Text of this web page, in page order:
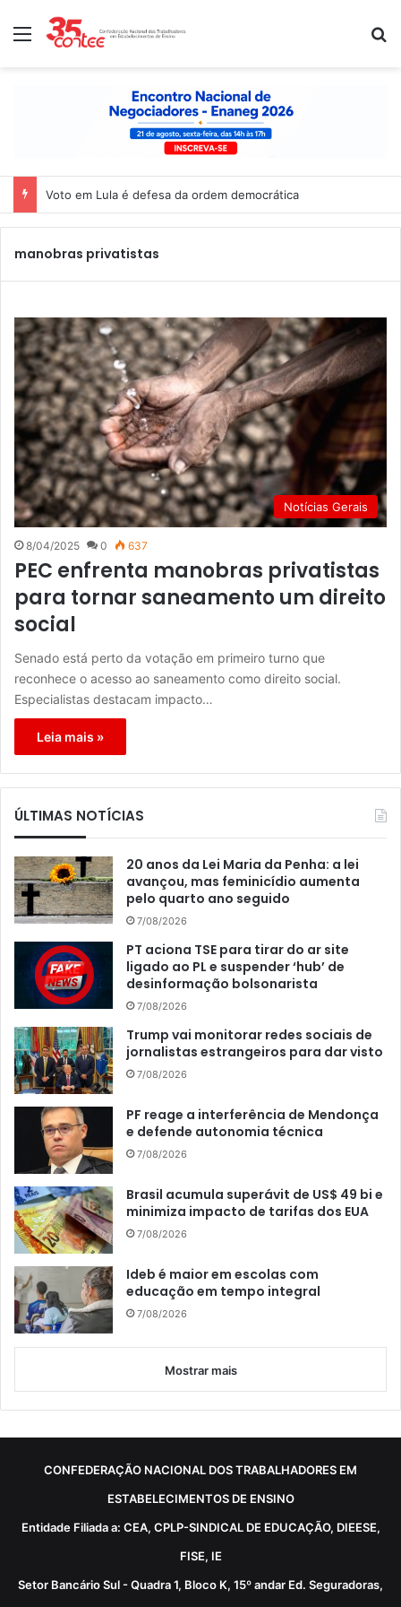
Menu
Voto em Lula é defesa da ordem democrática
manobras privatistas
Notícias Gerais
8/04/2025 0 637
PEC enfrenta manobras privatistas
para tornar saneamento um direito
social
Senado está perto da votação em primeiro turno que
reconhece o acesso ao saneamento como direito social.
Especialistas destacam impacto…
Leia mais »
ÚLTIMAS NOTÍCIAS
20 anos da Lei Maria da Penha: a lei
avançou, mas feminicídio aumenta
pelo quarto ano seguido
7/08/2026
PT aciona TSE para tirar do ar site
ligado ao PL e suspender ‘hub’ de
desinformação bolsonarista
7/08/2026
Trump vai monitorar redes sociais de
jornalistas estrangeiros para dar visto
7/08/2026
PF reage a interferência de Mendonça
e defende autonomia técnica
7/08/2026
Brasil acumula superávit de US$ 49 bi e
minimiza impacto de tarifas dos EUA
7/08/2026
Ideb é maior em escolas com
educação em tempo integral
7/08/2026
Mostrar mais
CONFEDERAÇÃO NACIONAL DOS TRABALHADORES EM
ESTABELECIMENTOS DE ENSINO
Entidade Filiada a: CEA, CPLP-SINDICAL DE EDUCAÇÃO, DIEESE,
FISE, IE
Setor Bancário Sul - Quadra 1, Bloco K, 15º andar Ed. Seguradoras,